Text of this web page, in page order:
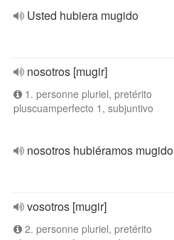
Usted hubiera mugido
nosotros [mugir]
1. personne pluriel, pretérito
pluscuamperfecto 1, subjuntivo
nosotros hubiéramos mugido
vosotros [mugir]
2. personne pluriel, pretérito